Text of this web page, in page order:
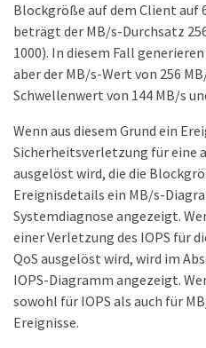
Blockgröße auf dem Client auf
beträgt der MB/s-Durchsatz
1000). In diesem Fall
aber der MB/s-Wert von 256
Schwellenwert von 144 MB/s
Wenn aus diesem Grund ein
Sicherheitsverletzung für eine
ausgelöst wird, die die
Ereignisdetails ein MB/s-
Systemdiagnose angezeigt.
einer Verletzung des IOPS für
QoS ausgelöst wird, wird im
IOPS-Diagramm angezeigt.
sowohl für IOPS als auch für
Ereignisse.